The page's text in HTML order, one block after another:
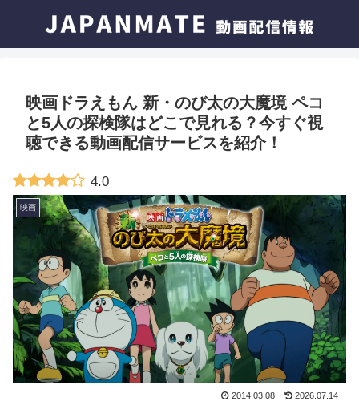
映画ドラえもん 新・のび太の大魔境 ペコ
と5人の探検隊はどこで見れる？今すぐ視
聴できる動画配信サービスを紹介！
4.0
映画
2014.03.08 2026.07.14